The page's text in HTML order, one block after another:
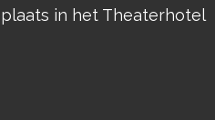
in het Theaterhotel